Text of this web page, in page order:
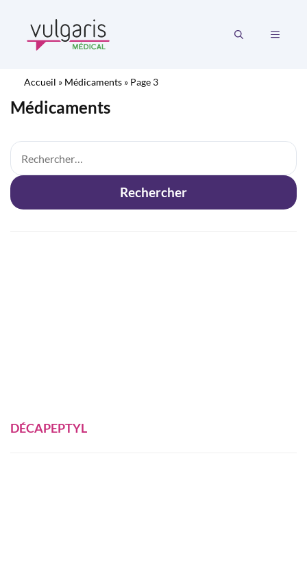
contenu
MENU
Accueil » Médicaments » Page 3
Médicaments
Rechercher :
Rechercher
DÉCAPEPTYL